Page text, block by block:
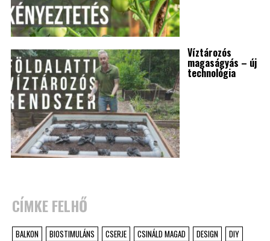
Víztározós
magaságyás – új
technológia
CÍMKE FELHŐ
BALKON BIOSTIMULÁNS CSERJE CSINÁLD MAGAD DESIGN
DIY